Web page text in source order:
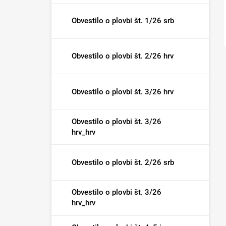
Obvestilo o plovbi št. 1/26 srb
Obvestilo o plovbi št. 2/26 hrv
Obvestilo o plovbi št. 3/26 hrv
Obvestilo o plovbi št. 3/26
hrv_hrv
Obvestilo o plovbi št. 2/26 srb
Obvestilo o plovbi št. 3/26
hrv_hrv